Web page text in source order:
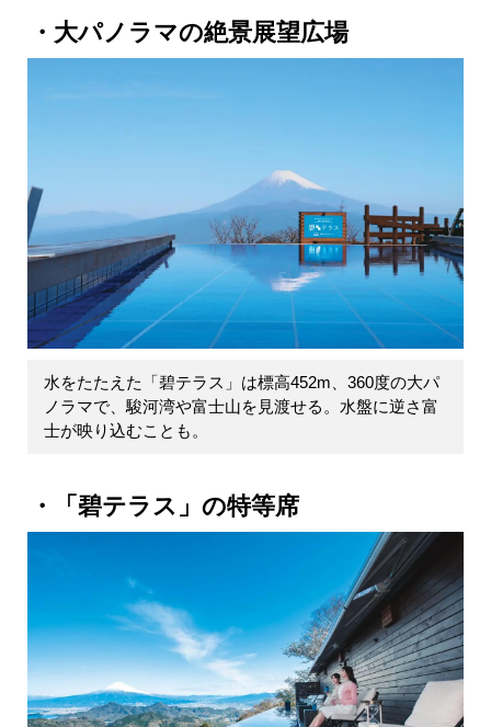
大パノラマの絶景展望広場
水をたたえた「碧テラス」は標高452m、360度の大パ
ノラマで、駿河湾や富士山を見渡せる。水盤に逆さ富
士が映り込むことも。
「碧テラス」の特等席